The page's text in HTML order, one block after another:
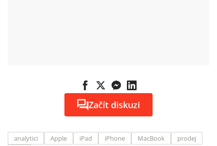
Začít diskuzi
analytici Apple iPad iPhone MacBook
prodej